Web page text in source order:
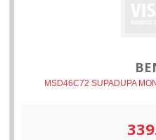
MSD46C72 SUPADUPA